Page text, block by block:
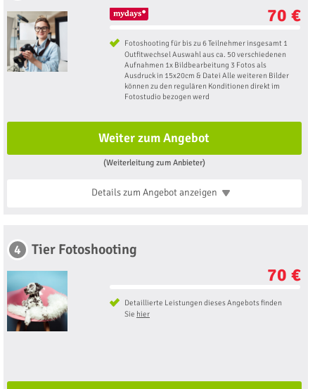
70 €
Fotoshooting für bis zu 6 Teilnehmer insgesamt 1
Outfitwechsel Auswahl aus ca. 50 verschiedenen
Aufnahmen 1x Bildbearbeitung 3 Fotos als
Ausdruck in 15x20cm & Datei Alle weiteren Bilder
können zu den regulären Konditionen direkt im
Fotostudio bezogen werd
Weiter zum Angebot
(Weiterleitung zum Anbieter)
Details zum Angebotanzeigen
4 Tier Fotoshooting
70 €
Detaillierte Leistungen dieses Angebots finden
Sie hier